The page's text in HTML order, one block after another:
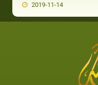
2019-11-14